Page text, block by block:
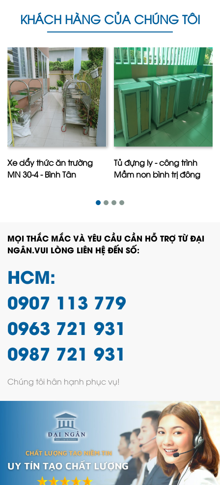
KHÁCH HÀNG CỦA CHÚNG TÔI
Xe dẩy thức ăn trường
MN 30-4 - Bình Tân
Tủ đựng ly - công trình
Mầm non bình trị đông
MỌI THẮC MẮC VÀ YÊU CẦU CẦN HỖ TRỢ TỪ ĐẠI
NGÂN.VUI LÒNG LIÊN HỆ ĐẾN SỐ:
HCM:
0907 113 779
0963 721 931
0987 721 931
Chúng tôi hân hạnh phục vụ!